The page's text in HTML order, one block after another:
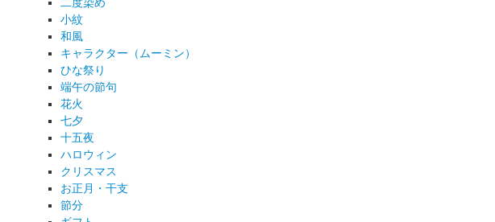
小紋
和風
キャラクター（ムーミン）
ひな祭り
端午の節句
花火
七夕
十五夜
ハロウィン
クリスマス
お正月・干支
節分